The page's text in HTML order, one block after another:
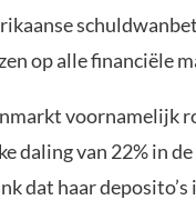
op alle financiële
voornamelijk
daling van 22% in
dat haar deposito’s